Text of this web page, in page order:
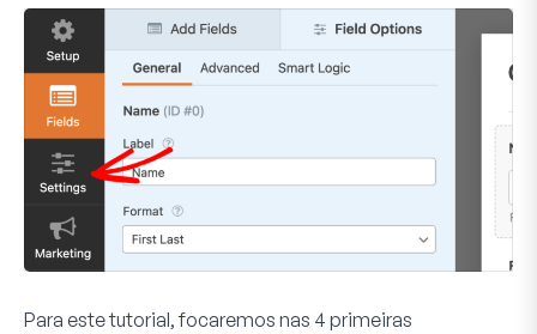
Para este tutorial, focaremos nas 4 primeiras